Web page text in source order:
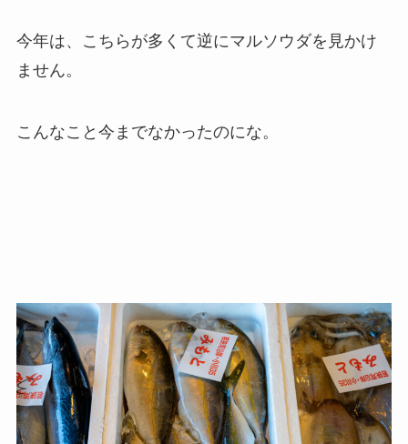
今年は、こちらが多くて逆にマルソウダを見かけ
ません。
こんなこと今までなかったのにな。